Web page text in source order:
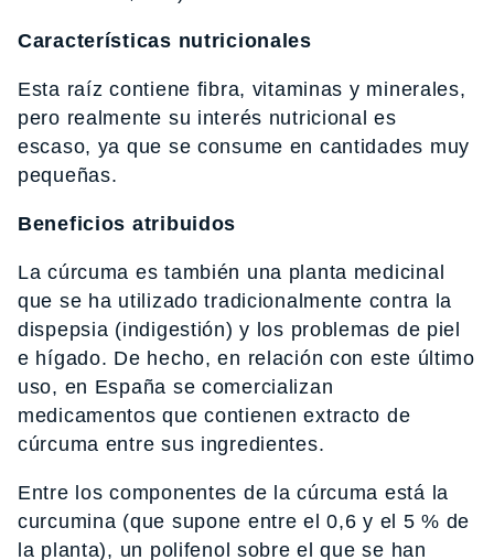
Características nutricionales
Esta raíz contiene fibra, vitaminas y minerales,
pero realmente su interés nutricional es
escaso, ya que se consume en cantidades muy
pequeñas.
Beneficios atribuidos
La cúrcuma es también una planta medicinal
que se ha utilizado tradicionalmente contra la
dispepsia (indigestión) y los problemas de piel
e hígado. De hecho, en relación con este último
uso, en España se comercializan
medicamentos que contienen extracto de
cúrcuma entre sus ingredientes.
Entre los componentes de la cúrcuma está la
curcumina (que supone entre el 0,6 y el 5 % de
la planta), un polifenol sobre el que se han